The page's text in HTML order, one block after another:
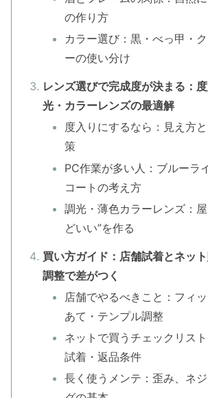
の作り方
カラー選び：黒・べっ甲・
ーの使い分け
レンズ選びで完成度が決まる：
光・カラーレンズの最適解
度入りにするなら：見え方
策
PC作業が多い人：ブルーラ
コートの考え方
調光・薄色カラーレンズ：屋
どいい”を作る
買い方ガイド：店舗試着とネッ
調整で差がつく
店舗でやるべきこと：フィ
あて・テンプル調整
ネットで買うチェックリス
試着・返品条件
長く使うメンテ：歪み、ネ